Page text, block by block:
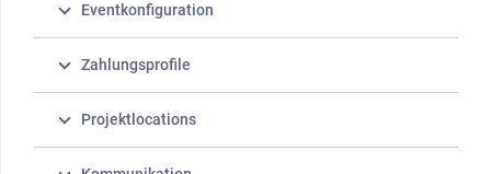
Eventkonfiguration
Zahlungsprofile
Projektlocations